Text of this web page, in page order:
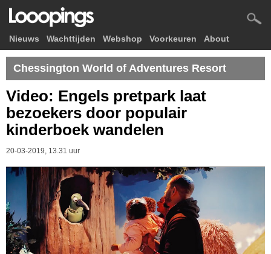
Nieuws Wachttijden Webshop Voorkeuren About
Chessington World of Adventures Resort
Video: Engels pretpark laat
bezoekers door populair
kinderboek wandelen
20-03-2019, 13.31 uur